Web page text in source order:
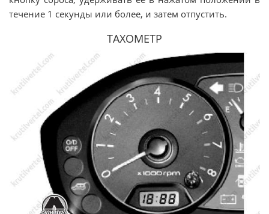
течение 1 секунды или более, и затем отпустить.
ТАХОМЕТР